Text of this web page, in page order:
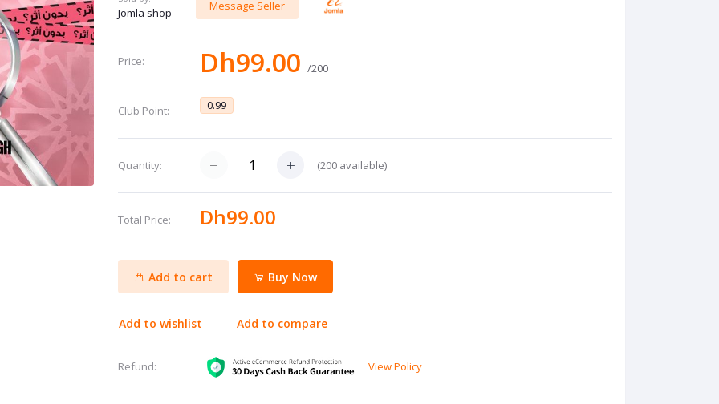
Jomla shop
Message Seller
Price: Dh99.00/200
Club Point: 0.99
Quantity: (200 available)
Total Price: Dh99.00
Add to cart Buy Now
Add to wishlist Add to compare
Refund: View Policy